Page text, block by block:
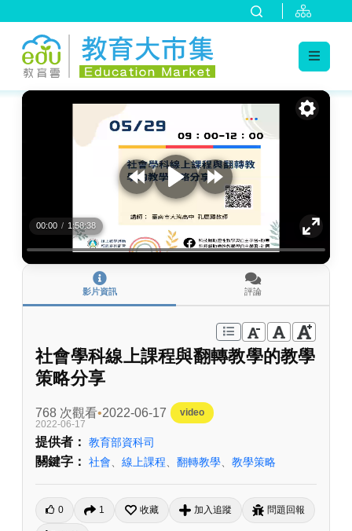
:::
00:00 / 1:58:38
影片資訊 評論
社會學科線上課程與翻轉教學的教學
策略分享
768 次觀看 2022-06-17
video
2022-06-17
提供者： 教育部資科司
關鍵字： 社會 線上課程 翻轉教學 教學策略
0 1 收藏 加入追蹤 問題回報